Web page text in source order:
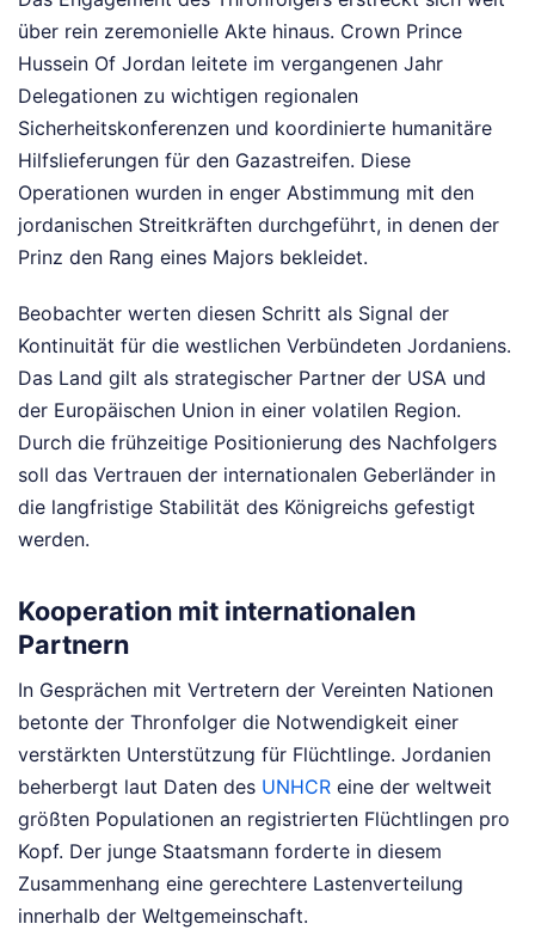
über rein zeremonielle Akte hinaus. Crown Prince
Hussein Of Jordan leitete im vergangenen Jahr
Delegationen zu wichtigen regionalen
Sicherheitskonferenzen und koordinierte humanitäre
Hilfslieferungen für den Gazastreifen. Diese
Operationen wurden in enger Abstimmung mit den
jordanischen Streitkräften durchgeführt, in denen der
Prinz den Rang eines Majors bekleidet.
Beobachter werten diesen Schritt als Signal der
Kontinuität für die westlichen Verbündeten Jordaniens.
Das Land gilt als strategischer Partner der USA und
der Europäischen Union in einer volatilen Region.
Durch die frühzeitige Positionierung des Nachfolgers
soll das Vertrauen der internationalen Geberländer in
die langfristige Stabilität des Königreichs gefestigt
werden.
Kooperation mit internationalen
Partnern
In Gesprächen mit Vertretern der Vereinten Nationen
betonte der Thronfolger die Notwendigkeit einer
verstärkten Unterstützung für Flüchtlinge. Jordanien
beherbergt laut Daten des UNHCR eine der weltweit
größten Populationen an registrierten Flüchtlingen pro
Kopf. Der junge Staatsmann forderte in diesem
Zusammenhang eine gerechtere Lastenverteilung
innerhalb der Weltgemeinschaft.